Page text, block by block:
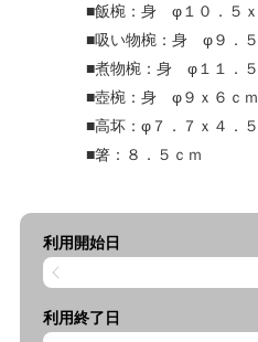
■飯椀：身 φ１０．５ｘ
■吸い物椀：身 φ９．
■煮物椀：身 φ１１．５
■壺椀：身 φ９ｘ６ｃｍ
■高坏：φ７．７ｘ４．
■箸：８．５ｃｍ
利用開始日
利用終了日